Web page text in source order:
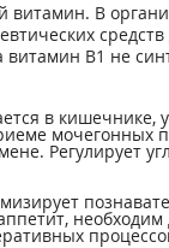
витамин. В
витамин В1 не
в кишечнике,
мочегонных
Регулирует